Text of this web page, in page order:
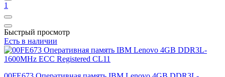
1
Быстрый просмотр
Есть в наличии